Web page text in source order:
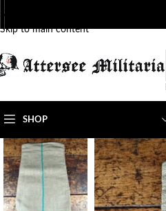
Skip to navigation
Skip to main content
SHOP